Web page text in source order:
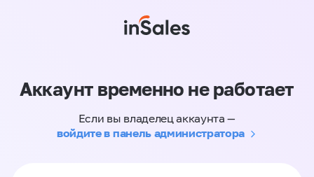
Аккаунт временно не работает
Если вы владелец аккаунта —
войдите в панель администратора